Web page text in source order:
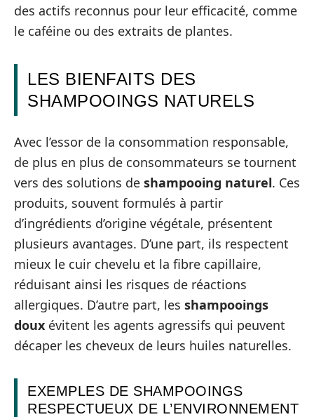
des actifs reconnus pour leur efficacité, comme
le caféine ou des extraits de plantes.
LES BIENFAITS DES
SHAMPOOINGS NATURELS
Avec l’essor de la consommation responsable,
de plus en plus de consommateurs se tournent
vers des solutions de shampooing naturel. Ces
produits, souvent formulés à partir
d’ingrédients d’origine végétale, présentent
plusieurs avantages. D’une part, ils respectent
mieux le cuir chevelu et la fibre capillaire,
réduisant ainsi les risques de réactions
allergiques. D’autre part, les shampooings
doux évitent les agents agressifs qui peuvent
décaper les cheveux de leurs huiles naturelles.
EXEMPLES DE SHAMPOOINGS
RESPECTUEUX DE L’ENVIRONNEMENT